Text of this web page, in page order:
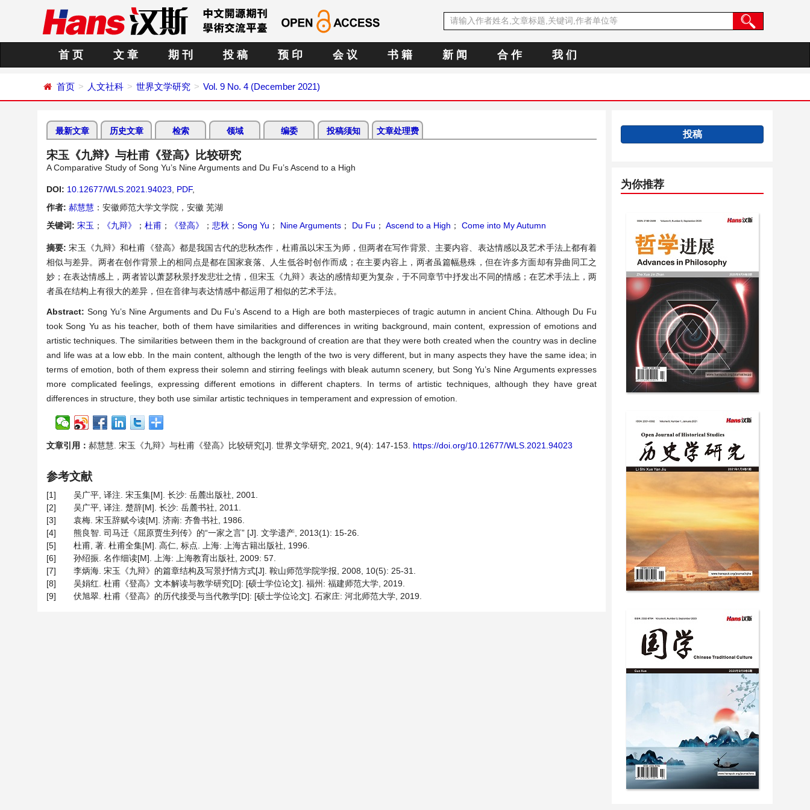
首 页 文 章 期 刊 投 稿 预 印 会 议 书 籍 新 闻 合 作 我 们
首页 人文社科 世界文学研究 Vol. 9 No. 4 (December 2021)
最新文章 历史文章 检索 领域 编委 投稿须知 文章处理费
宋玉《九辩》与杜甫《登高》比较研究
A Comparative Study of Song Yu’s Nine Arguments and Du Fu’s Ascend to a High
DOI: 10.12677/WLS.2021.94023 PDF,
作者: 郝慧慧 ：安徽师范大学文学院，安徽 芜湖
关键词: 宋玉 ； 《九辩》 ； 杜甫 ； 《登高》 ； 悲秋 ； Song Yu ； Nine Arguments ； Du Fu ； Ascend to a High ； Come into My Autumn
摘要:宋玉《九辩》和杜甫《登高》都是我国古代的悲秋杰作，杜甫虽以宋玉为师，但两者在写作背景、主要内容、表达情感以及艺术手法上都有着
相似与差异。两者在创作背景上的相同点是都在国家衰落、人生低谷时创作而成；在主要内容上，两者虽篇幅悬殊，但在许多方面却有异曲同工之
妙；在表达情感上，两者皆以萧瑟秋景抒发悲壮之情，但宋玉《九辩》表达的感情却更为复杂，于不同章节中抒发出不同的情感；在艺术手法上，两
者虽在结构上有很大的差异，但在音律与表达情感中都运用了相似的艺术手法。
Abstract: Song Yu’s Nine Arguments and Du Fu’s Ascend to a High are both masterpieces of tragic autumn in ancient China. Although Du Fu
took Song Yu as his teacher, both of them have similarities and differences in writing background, main content, expression of emotions and
artistic techniques. The similarities between them in the background of creation are that they were both created when the country was in decline
and life was at a low ebb. In the main content, although the length of the two is very different, but in many aspects they have the same idea; in
terms of emotion, both of them express their solemn and stirring feelings with bleak autumn scenery, but Song Yu’s Nine Arguments expresses
more complicated feelings, expressing different emotions in different chapters. In terms of artistic techniques, although they have great
differences in structure, they both use similar artistic techniques in temperament and expression of emotion.
文章引用： 郝慧慧. 宋玉《九辩》与杜甫《登高》比较研究[J]. 世界文学研究, 2021, 9(4): 147-153. https://doi.org/10.12677/WLS.2021.94023
参考文献
[1]
吴广平, 译注. 宋玉集[M]. 长沙: 岳麓出版社, 2001.
[2]
吴广平, 译注. 楚辞[M]. 长沙: 岳麓书社, 2011.
[3]
袁梅. 宋玉辞赋今读[M]. 济南: 齐鲁书社, 1986.
[4]
熊良智. 司马迁《屈原贾生列传》的“一家之言” [J]. 文学遗产, 2013(1): 15-26.
[5]
杜甫, 著. 杜甫全集[M]. 高仁, 标点. 上海: 上海古籍出版社, 1996.
[6]
孙绍振. 名作细读[M]. 上海: 上海教育出版社, 2009: 57.
[7]
李炳海. 宋玉《九辩》的篇章结构及写景抒情方式[J]. 鞍山师范学院学报, 2008, 10(5): 25-31.
[8]
吴娟红. 杜甫《登高》文本解读与教学研究[D]: [硕士学位论文]. 福州: 福建师范大学, 2019.
[9]
伏旭翠. 杜甫《登高》的历代接受与当代教学[D]: [硕士学位论文]. 石家庄: 河北师范大学, 2019.
投稿
为你推荐